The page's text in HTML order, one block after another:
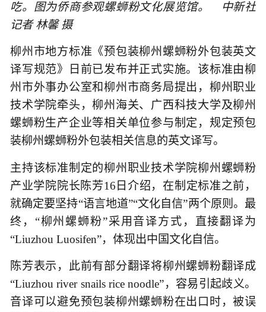
吃。图为侨商参观螺蛳粉文化展览馆。 中新社
记者 林馨 摄
柳州市地方标准《预包装柳州螺蛳粉外包装英文
译写规范》日前已发布并正式实施。该标准由柳
州市外事办公室和柳州市商务局提出，柳州职业
技术学院牵头，柳州海关、广西科技大学及柳州
螺蛳粉生产企业等相关单位参与制定，规定预包
装柳州螺蛳粉外包装相关信息的英文译写。
主持该标准制定的柳州职业技术学院柳州螺蛳粉
产业学院院长陈芳16日介绍，在制定标准之前，
就确定要坚持“语言地道”“文化自信”两个原则。最
终，“柳州螺蛳粉”采用音译方式，直接翻译为
“Liuzhou Luosifen”，体现出中国文化自信。
陈芳表示，此前有部分翻译将柳州螺蛳粉翻译成
“Liuzhou river snails rice noodle”，容易引起歧义。
音译可以避免预包装柳州螺蛳粉在出口时，被误